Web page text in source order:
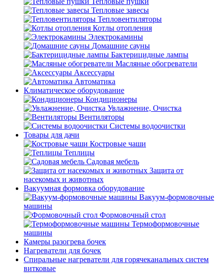
Тепловые завесы
Тепловентиляторы
Котлы отопления
Электрокамины
Домашние сауны
Бактерицидные лампы
Масляные обогреватели
Аксессуары
Автоматика
Климатическое оборудование
Кондиционеры
Увлажнение, Очистка
Вентиляторы
Системы водоочистки
Товары для дачи
Костровые чаши
Теплицы
Садовая мебель
Защита от
насекомых и животных
Вакуумная формовка оборудование
Вакуум-формовочные
машины
Формовочный стол
Термоформовочные
машины
Камеры разогрева бочек
Нагреватели для бочек
Спиральные нагреватели для горячеканальных систем
витковые